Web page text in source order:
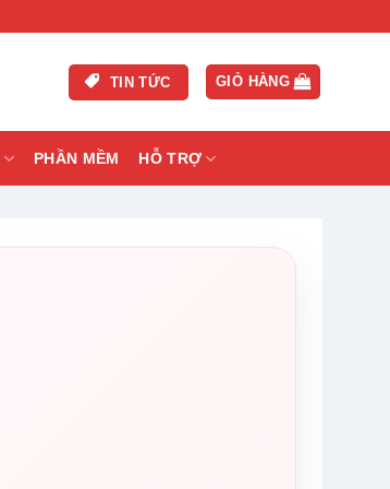
TIN TỨC GIỎ HÀNG
PHẦN MỀM HỖ TRỢ